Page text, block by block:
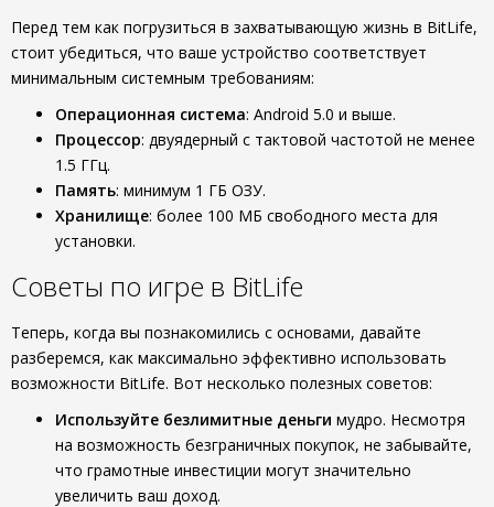
Перед тем как погрузиться в захватывающую жизнь в BitLife,
стоит убедиться, что ваше устройство соответствует
минимальным системным требованиям:
Операционная система: Android 5.0 и выше.
Процессор: двуядерный с тактовой частотой не менее
1.5 ГГц.
Память: минимум 1 ГБ ОЗУ.
Хранилище: более 100 МБ свободного места для
установки.
Советы по игре в BitLife
Теперь, когда вы познакомились с основами, давайте
разберемся, как максимально эффективно использовать
возможности BitLife. Вот несколько полезных советов:
Используйте безлимитные деньги мудро. Несмотря
на возможность безграничных покупок, не забывайте,
что грамотные инвестиции могут значительно
увеличить ваш доход.